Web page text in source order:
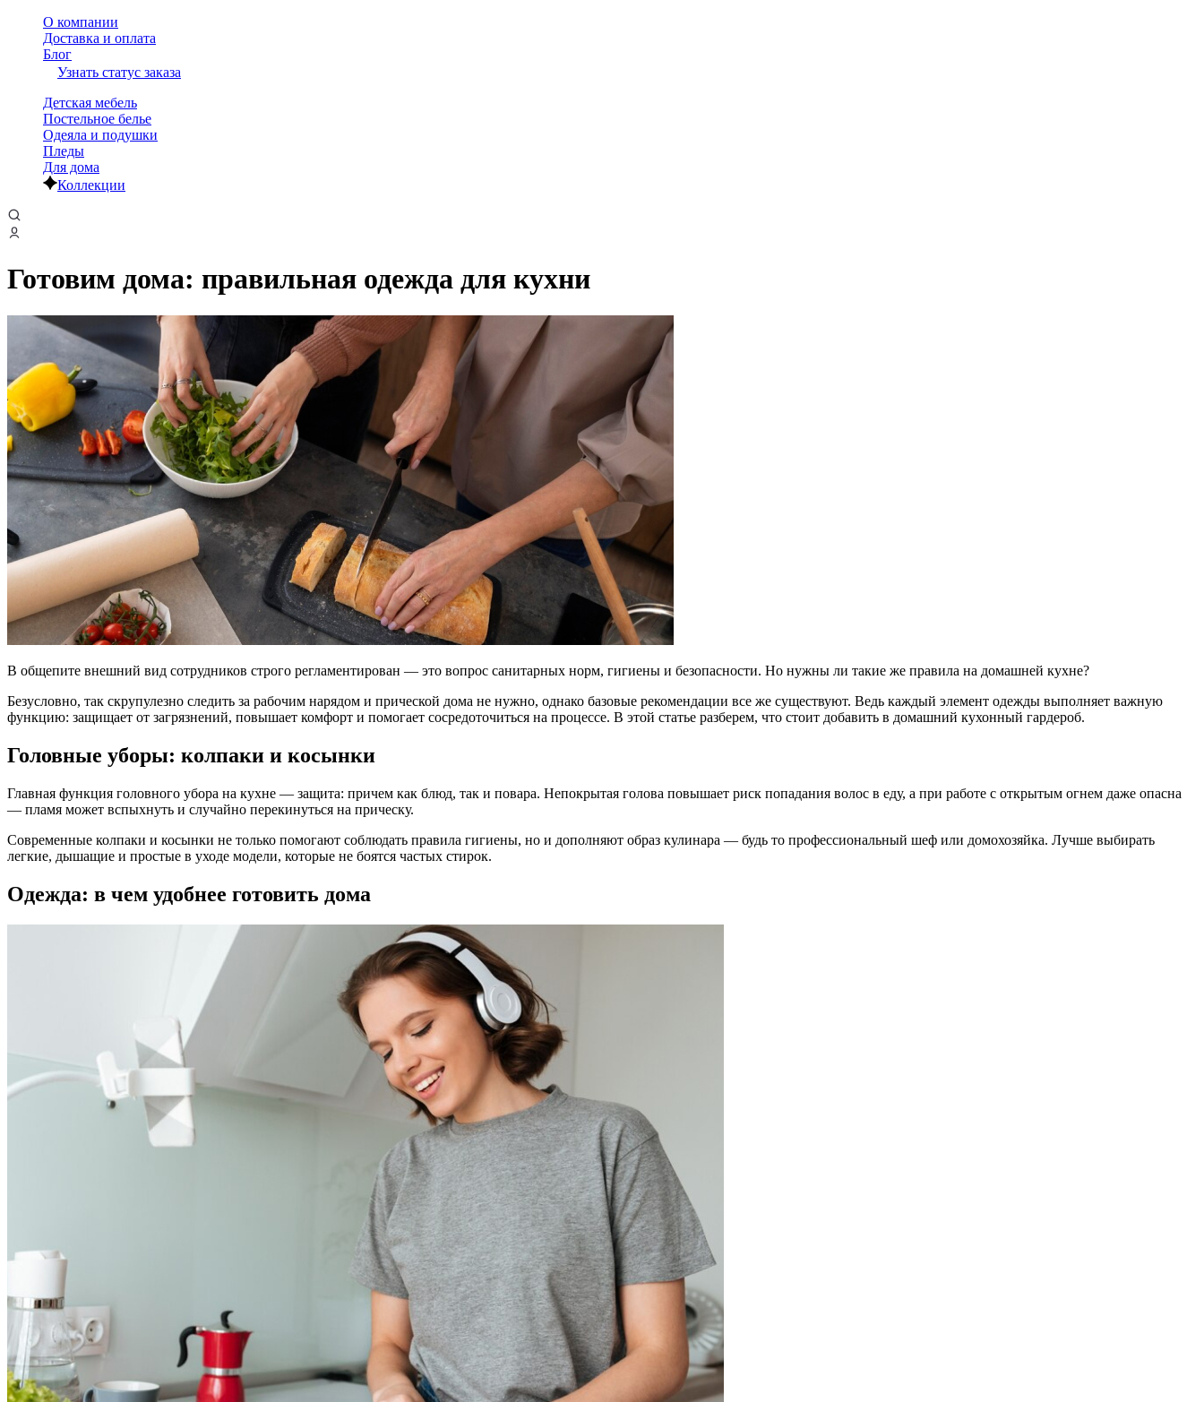
О компании
Доставка и оплата
Блог
Узнать статус заказа
Детская мебель
Постельное белье
Одеяла и подушки
Пледы
Для дома
Коллекции
Готовим дома: правильная одежда для кухни
В общепите внешний вид сотрудников строго регламентирован — это вопрос санитарных норм, гигиены и безопасности. Но нужны ли такие же правила на домашней кухне?
Безусловно, так скрупулезно следить за рабочим нарядом и прической дома не нужно, однако базовые рекомендации все же существуют. Ведь каждый элемент одежды выполняет важную
функцию: защищает от загрязнений, повышает комфорт и помогает сосредоточиться на процессе. В этой статье разберем, что стоит добавить в домашний кухонный гардероб.
Головные уборы: колпаки и косынки
Главная функция головного убора на кухне — защита: причем как блюд, так и повара. Непокрытая голова повышает риск попадания волос в еду, а при работе с открытым огнем даже опасна
— пламя может вспыхнуть и случайно перекинуться на прическу.
Современные колпаки и косынки не только помогают соблюдать правила гигиены, но и дополняют образ кулинара — будь то профессиональный шеф или домохозяйка. Лучше выбирать
легкие, дышащие и простые в уходе модели, которые не боятся частых стирок.
Одежда: в чем удобнее готовить дома